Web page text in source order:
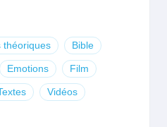
théoriques Bible
Emotions Film
Vidéos